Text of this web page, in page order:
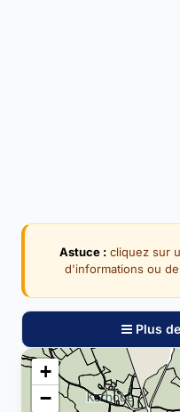
Astuce : cliquez sur
d'informations ou
Plus
+
−